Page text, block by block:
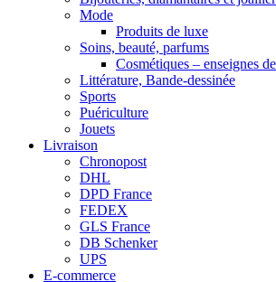
Mode
Produits de luxe
Soins, beauté, parfums
Cosmétiques – enseignes
Littérature, Bande-dessinée
Sports
Puériculture
Jouets
Livraison
Chronopost
DHL
DPD France
FEDEX
GLS France
DB Schenker
UPS
E-commerce